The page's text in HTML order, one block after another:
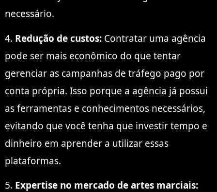
necessário.
4. Redução de custos: Contratar uma agência
pode ser mais econômico do que tentar
gerenciar as campanhas de tráfego pago por
conta própria. Isso porque a agência já possui
as ferramentas e conhecimentos necessários,
evitando que você tenha que investir tempo e
dinheiro em aprender a utilizar essas
plataformas.
5. Expertise no mercado de artes marciais: